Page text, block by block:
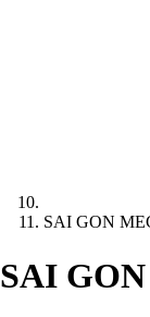
SAI GON
SAI